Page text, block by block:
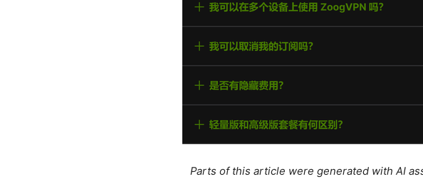
Parts of this article were generated with AI